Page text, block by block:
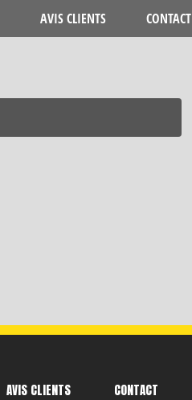
AVIS CLIENTS CONTACT
AVIS CLIENTS CONTACT